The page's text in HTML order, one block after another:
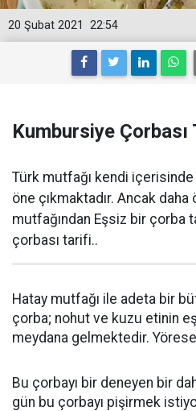
22:54
20 Şubat 2021
Kumbursiye Çorbası
Türk mutfağı kendi
öne çıkmaktadır. Ancak daha
mutfağından Eşsiz bir çorba
çorbası tarifi..
Hatay mutfağı ile adeta bir
çorba; nohut ve kuzu etinin
meydana gelmektedir.
Bu çorbayı bir deneyen bir
gün bu çorbayı pişirmek